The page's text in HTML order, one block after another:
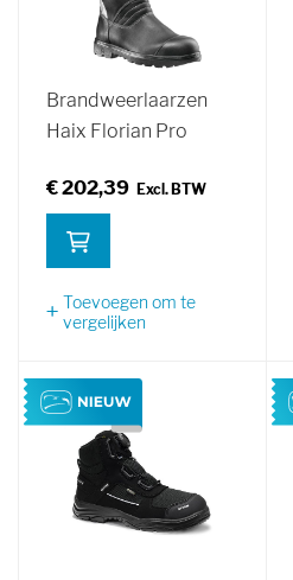
Brandweerlaarzen
Haix Florian Pro
€ 202,39
Toevoegen om te
vergelijken